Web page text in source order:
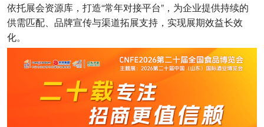
依托展会资源库，打造“常年对接平台”，为企业提供持续的
供需匹配、品牌宣传与渠道拓展支持，实现展期效益长效
化。